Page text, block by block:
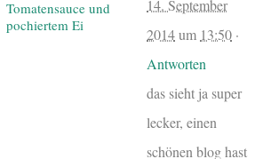
Tomatensauce und
pochiertem Ei
14. September
2014um 13:50 ·
Antworten
das sieht ja super
lecker, einen
schönen blog hast